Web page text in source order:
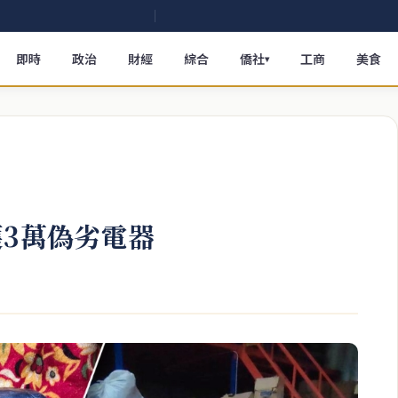
即時 政治 財經 綜合 僑社▾ 工商 美食
萬偽劣電器